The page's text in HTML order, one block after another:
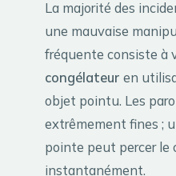
La majorité des
une mauvaise
fréquente consiste à
congélateur en
objet pointu. Les
extrêmement fines ;
pointe peut percer le
instantanément.